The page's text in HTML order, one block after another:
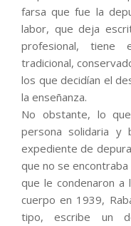
farsa que fue la
labor, que deja
profesional,
tradicional,
los que decidían el
la enseñanza.
No obstante, lo
persona solidaria y
expediente de
que no se encontraba
que le condenaron a
cuerpo en 1939,
tipo, escribe un